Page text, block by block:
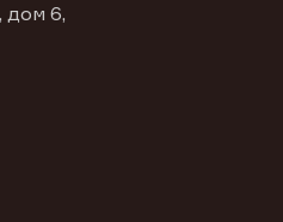
дом 6,